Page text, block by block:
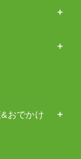
おでかけ